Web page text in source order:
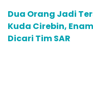
Dua Orang Jadi
Kuda Cirebin,
Dicari Tim SAR